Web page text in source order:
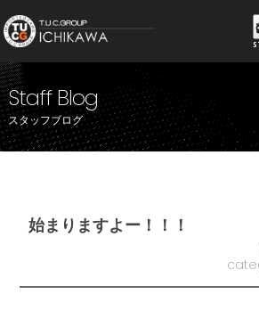
Staff Blog
スタッフブログ
始まりますよー！！！